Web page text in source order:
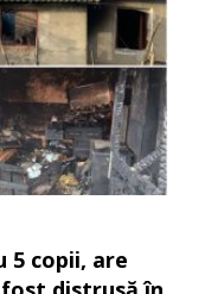
5 copii, are